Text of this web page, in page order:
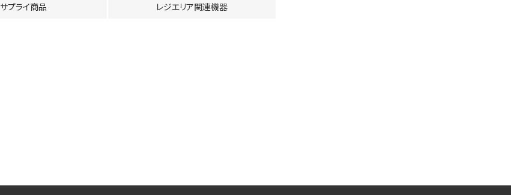
サプライ商品 レジエリア関連機器